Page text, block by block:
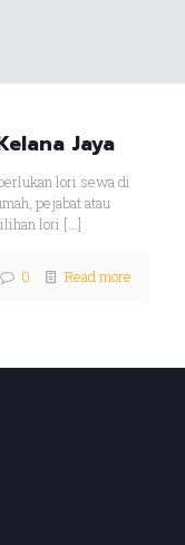
Jaya
lori sewa di
pejabat atau
lori […]
0 Read more